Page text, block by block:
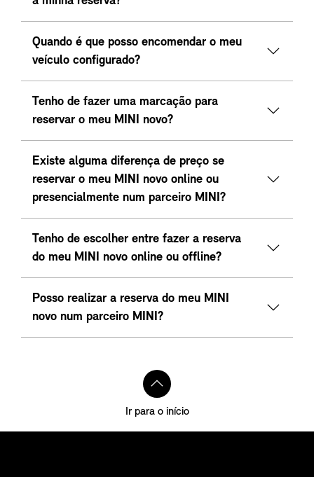
Quando é que posso encomendar o meu
veículo configurado?
Tenho de fazer uma marcação para
reservar o meu MINI novo?
Existe alguma diferença de preço se
reservar o meu MINI novo online ou
presencialmente num parceiro MINI?
Tenho de escolher entre fazer a reserva
do meu MINI novo online ou offline?
Posso realizar a reserva do meu MINI
novo num parceiro MINI?
Ir para o início